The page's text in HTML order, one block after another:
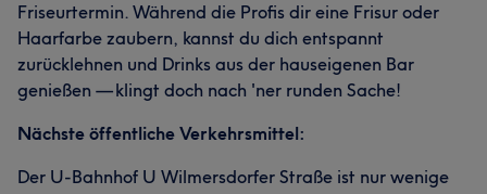
Friseurtermin. Während die Profis dir eine Frisur oder
Haarfarbe zaubern, kannst du dich entspannt
zurücklehnen und Drinks aus der hauseigenen Bar
genießen — klingt doch nach 'ner runden Sache!
Nächste öffentliche Verkehrsmittel:
Der U-Bahnhof U Wilmersdorfer Straße ist nur wenige